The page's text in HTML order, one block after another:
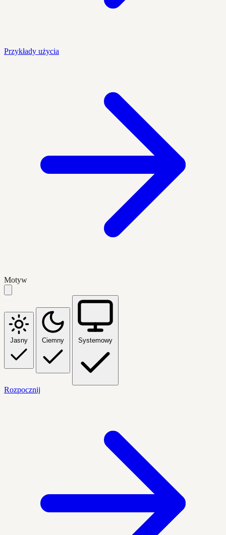
Przykłady użycia
Motyw
Jasny Ciemny Systemowy
Rozpocznij